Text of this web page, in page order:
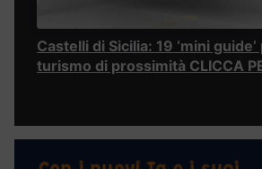
Castelli di Sicilia: 19 ‘mini
turismo di prossimità CLICCA